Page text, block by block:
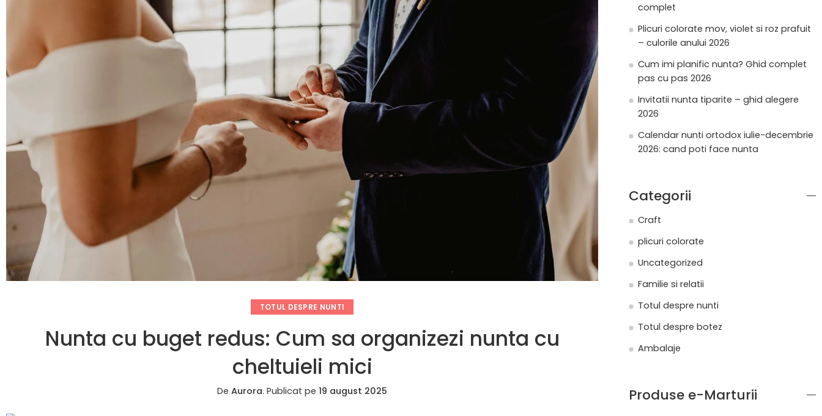
TOTUL DESPRE NUNTI
Nunta cu buget redus: Cum sa organizezi nunta cu
cheltuieli mici
De Aurora. Publicat pe 19 august 2025
complet
Plicuri colorate mov, violet si roz prafuit
– culorile anului 2026
Cum imi planific nunta? Ghid complet
pas cu pas 2026
Invitatii nunta tiparite – ghid alegere
2026
Calendar nunti ortodox iulie-decembrie
2026: cand poti face nunta
Categorii
Craft
plicuri colorate
Uncategorized
Familie si relatii
Totul despre nunti
Totul despre botez
Ambalaje
Produse e-Marturii